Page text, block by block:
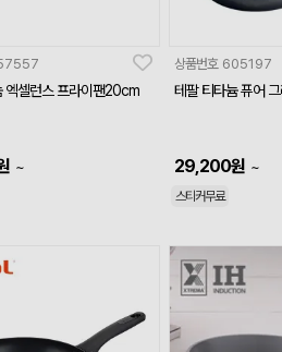
엑셀런스 프라이팬20cm
~
상품번호 605197
테팔 티타늄 퓨어
29,200원 ~
스티커무료